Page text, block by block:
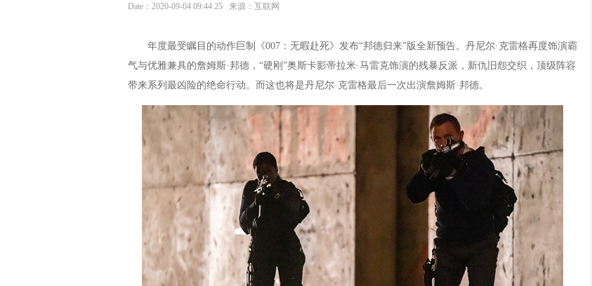
Date：2020-09-04 09:44:25 来源：互联网
年度最受瞩目的动作巨制《007：无暇赴死》发布“邦德归来”版全新预告。丹尼尔·克雷格再度饰演霸
气与优雅兼具的詹姆斯·邦德，“硬刚”奥斯卡影帝拉米·马雷克饰演的残暴反派，新仇旧怨交织，顶级阵容
带来系列最凶险的绝命行动。而这也将是丹尼尔·克雷格最后一次出演詹姆斯·邦德。